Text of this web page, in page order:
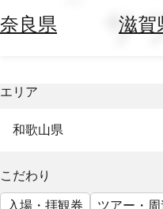
奈良県 滋賀
探
替
べ
天
エリア
和歌山県
こだわり
入場・拝観券
ツアー・